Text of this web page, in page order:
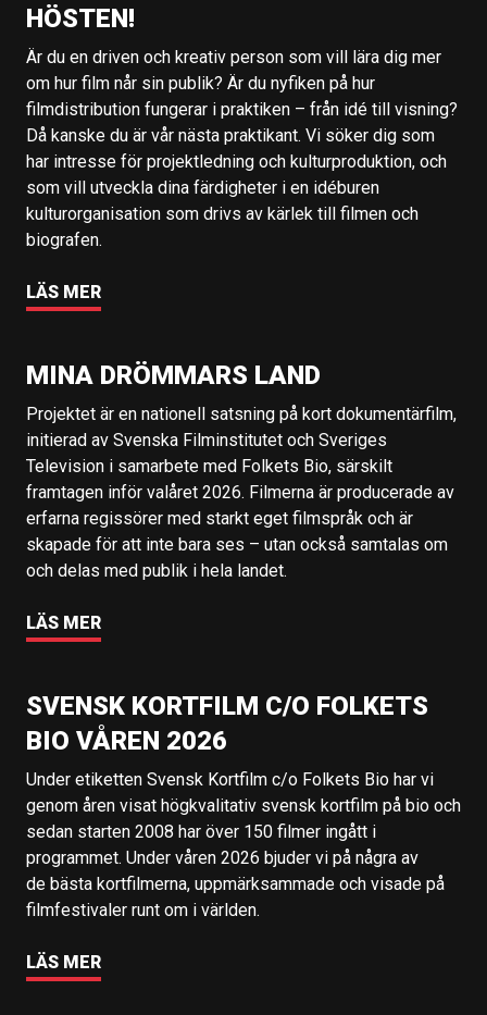
HÖSTEN!
Är du en driven och kreativ person som vill lära dig mer
om hur film når sin publik? Är du nyfiken på hur
filmdistribution fungerar i praktiken – från idé till visning?
Då kanske du är vår nästa praktikant. Vi söker dig som
har intresse för projektledning och kulturproduktion, och
som vill utveckla dina färdigheter i en idéburen
kulturorganisation som drivs av kärlek till filmen och
biografen.
LÄS MER
MINA DRÖMMARS LAND
Projektet är en nationell satsning på kort dokumentärfilm,
initierad av Svenska Filminstitutet och Sveriges
Television i samarbete med Folkets Bio, särskilt
framtagen inför valåret 2026. Filmerna är producerade av
erfarna regissörer med starkt eget filmspråk och är
skapade för att inte bara ses – utan också samtalas om
och delas med publik i hela landet.
LÄS MER
SVENSK KORTFILM C/O FOLKETS
BIO VÅREN 2026
Under etiketten Svensk Kortfilm c/o Folkets Bio har vi
genom åren visat högkvalitativ svensk kortfilm på bio och
sedan starten 2008 har över 150 filmer ingått i
programmet. Under våren 2026 bjuder vi på några av
de bästa kortfilmerna, uppmärksammade och visade på
filmfestivaler runt om i världen.
LÄS MER